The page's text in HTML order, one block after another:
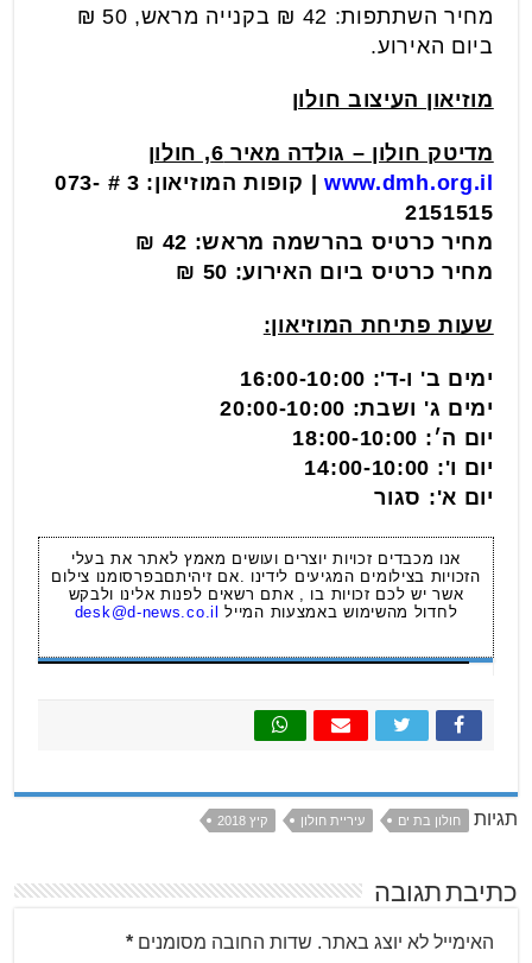
מחיר השתתפות: 42 ₪ בקנייה מראש, 50 ₪
ביום האירוע.
מוזיאון העיצוב חולון
מדיטק חולון – גולדה מאיר 6, חולון
www.dmh.org.il
| קופות המוזיאון: 3 # 073-
2151515
מחיר כרטיס בהרשמה מראש: 42 ₪
מחיר כרטיס ביום האירוע: 50 ₪
שעות פתיחת המוזיאון:
ימים ב' ו-ד': 16:00-10:00
ימים ג' ושבת: 20:00-10:00
יום ה׳: 18:00-10:00
יום ו': 14:00-10:00
יום א': סגור
אנו מכבדים זכויות יוצרים ועושים מאמץ לאתר את בעלי
הזכויות בצילומים המגיעים לידינו .אם זיהיתםבפרסומנו צילום
אשר יש לכם זכויות בו , אתם רשאים לפנות אלינו ולבקש
לחדול מהשימוש באמצעות המייל desk@d-news.co.il
תגיות חולון בת ים עיריית חולון קיץ 2018
כתיבת תגובה
האימייל לא יוצג באתר. שדות החובה מסומנים*